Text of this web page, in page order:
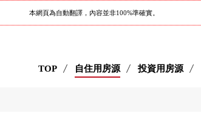
本網頁為自動翻譯，內容並非100%準確實。
TOP 自住用房源 投資用房源